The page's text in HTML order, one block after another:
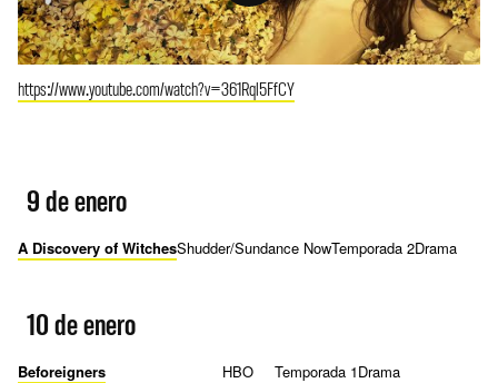
https://www.youtube.com/watch?v=361Rql5FfCY
9 de enero
A Discovery of WitchesShudder/Sundance NowTemporada 2Drama
10 de enero
Beforeigners HBO Temporada 1Drama